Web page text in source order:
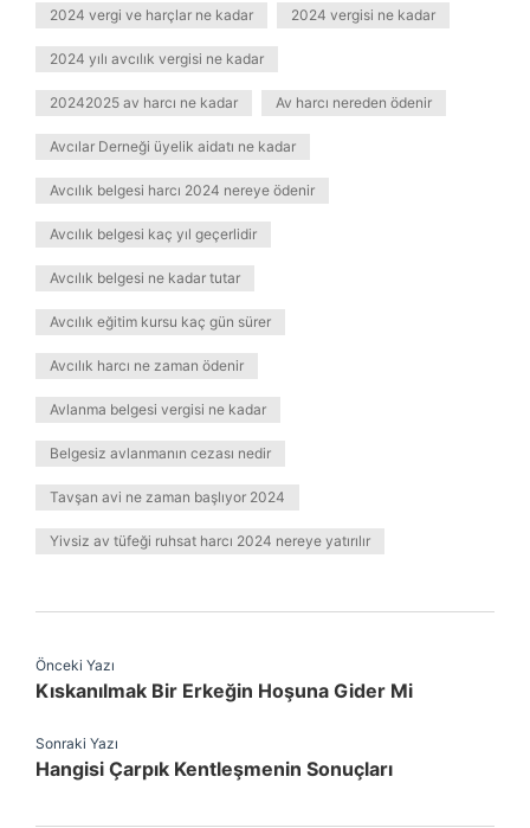
2024 vergi ve harçlar ne kadar 2024 vergisi ne kadar
2024 yılı avcılık vergisi ne kadar
20242025 av harcı ne kadar Av harcı nereden ödenir
Avcılar Derneği üyelik aidatı ne kadar
Avcılık belgesi harcı 2024 nereye ödenir
Avcılık belgesi kaç yıl geçerlidir
Avcılık belgesi ne kadar tutar
Avcılık eğitim kursu kaç gün sürer
Avcılık harcı ne zaman ödenir
Avlanma belgesi vergisi ne kadar
Belgesiz avlanmanın cezası nedir
Tavşan avi ne zaman başlıyor 2024
Yivsiz av tüfeği ruhsat harcı 2024 nereye yatırılır
Önceki Yazı
Kıskanılmak Bir Erkeğin Hoşuna Gider Mi
Sonraki Yazı
Hangisi Çarpık Kentleşmenin Sonuçları